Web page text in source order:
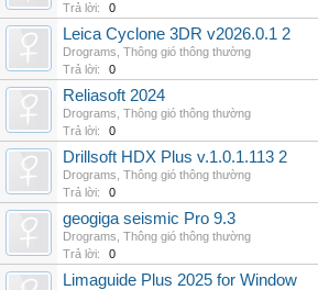
Trả lời:
0
Leica Cyclone 3DR v2026.0.1 2
Drograms Thông gió thông thường
Trả lời:
0
Reliasoft 2024
Drograms Thông gió thông thường
Trả lời:
0
Drillsoft HDX Plus v.1.0.1.113 2
Drograms Thông gió thông thường
Trả lời:
0
geogiga seismic Pro 9.3
Drograms Thông gió thông thường
Trả lời:
0
Limaguide Plus 2025 for Window